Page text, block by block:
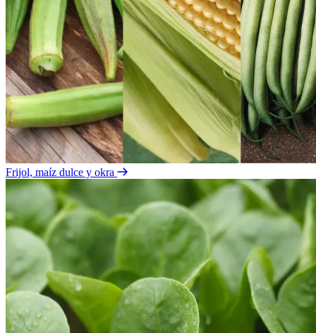
Frijol, maíz dulce y okra